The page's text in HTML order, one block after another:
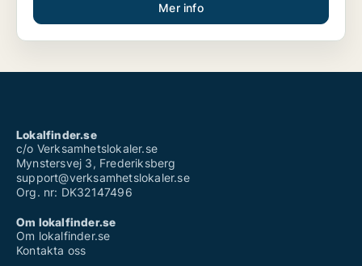
Mer info
Lokalfinder.se
c/o Verksamhetslokaler.se
Mynstersvej 3, Frederiksberg
support@verksamhetslokaler.se
Org. nr: DK32147496
Om lokalfinder.se
Om lokalfinder.se
Kontakta oss